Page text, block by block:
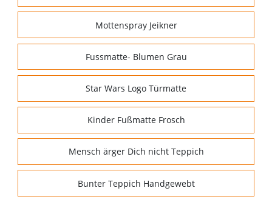
Mottenspray Jeikner
Fussmatte- Blumen Grau
Star Wars Logo Türmatte
Kinder Fußmatte Frosch
Mensch ärger Dich nicht Teppich
Bunter Teppich Handgewebt